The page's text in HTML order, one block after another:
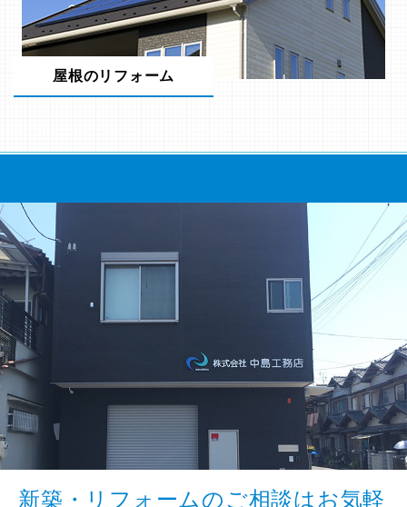
屋根のリフォーム
新築・リフォームのご相談はお気軽